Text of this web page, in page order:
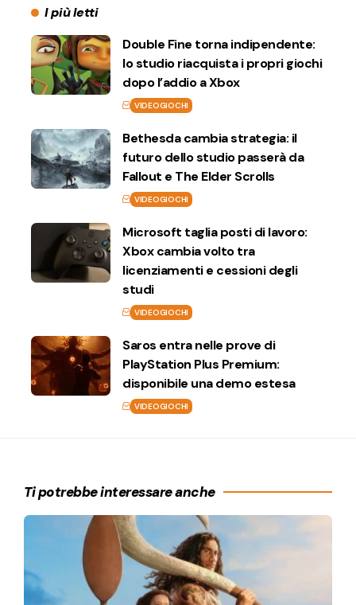
I più letti
Double Fine torna indipendente:
lo studio riacquista i propri giochi
dopo l’addio a Xbox
VIDEOGIOCHI
Bethesda cambia strategia: il
futuro dello studio passerà da
Fallout e The Elder Scrolls
VIDEOGIOCHI
Microsoft taglia posti di lavoro:
Xbox cambia volto tra
licenziamenti e cessioni degli
studi
VIDEOGIOCHI
Saros entra nelle prove di
PlayStation Plus Premium:
disponibile una demo estesa
VIDEOGIOCHI
Ti potrebbe interessare anche